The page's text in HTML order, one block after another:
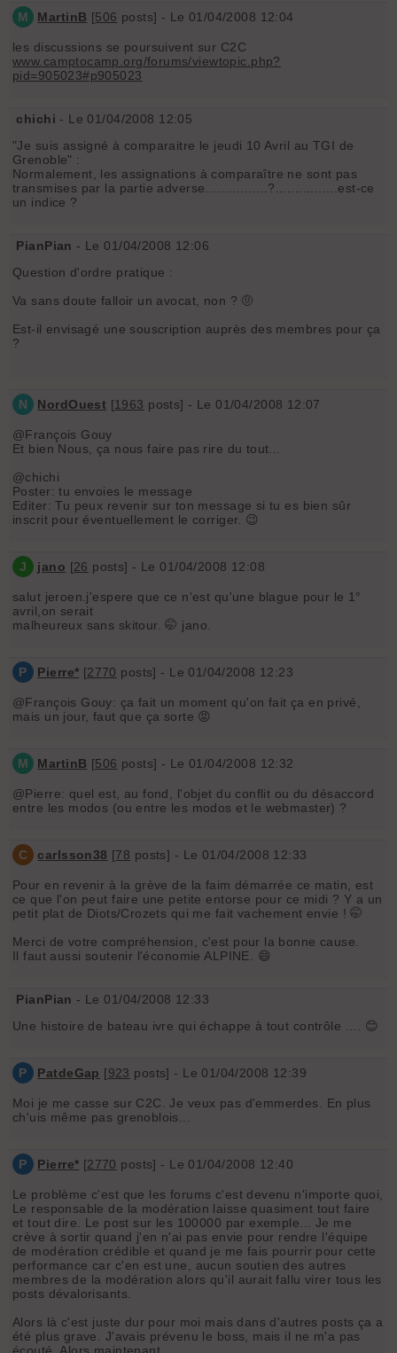
M MartinB [506 posts] - Le 01/04/2008 12:04
les discussions se poursuivent sur C2C
www.camptocamp.org/forums/viewtopic.php?
pid=905023#p905023
chichi - Le 01/04/2008 12:05
"Je suis assigné à comparaitre le jeudi 10 Avril au TGI de
Grenoble" :
Normalement, les assignations à comparaître ne sont pas
transmises par la partie adverse................?................est-ce
un indice ?
PianPian - Le 01/04/2008 12:06
Question d'ordre pratique :
Va sans doute falloir un avocat, non ? 🤨
Est-il envisagé une souscription auprès des membres pour ça
?
N NordOuest [1963 posts] - Le 01/04/2008 12:07
@François Gouy
Et bien Nous, ça nous faire pas rire du tout...
@chichi
Poster: tu envoies le message
Editer: Tu peux revenir sur ton message si tu es bien sûr
inscrit pour éventuellement le corriger. 😉
J jano [26 posts] - Le 01/04/2008 12:08
salut jeroen.j'espere que ce n'est qu'une blague pour le 1°
avril,on serait
malheureux sans skitour. 🤭 jano.
P Pierre* [2770 posts] - Le 01/04/2008 12:23
@François Gouy: ça fait un moment qu'on fait ça en privé,
mais un jour, faut que ça sorte 😡
M MartinB [506 posts] - Le 01/04/2008 12:32
@Pierre: quel est, au fond, l'objet du conflit ou du désaccord
entre les modos (ou entre les modos et le webmaster) ?
C carlsson38 [78 posts] - Le 01/04/2008 12:33
Pour en revenir à la grève de la faim démarrée ce matin, est
ce que l'on peut faire une petite entorse pour ce midi ? Y a un
petit plat de Diots/Crozets qui me fait vachement envie ! 🤭
Merci de votre compréhension, c'est pour la bonne cause.
Il faut aussi soutenir l'économie ALPINE. 😄
PianPian - Le 01/04/2008 12:33
Une histoire de bateau ivre qui échappe à tout contrôle .... 😊
P PatdeGap [923 posts] - Le 01/04/2008 12:39
Moi je me casse sur C2C. Je veux pas d'emmerdes. En plus
ch'uis même pas grenoblois...
P Pierre* [2770 posts] - Le 01/04/2008 12:40
Le problème c'est que les forums c'est devenu n'importe quoi,
Le responsable de la modération laisse quasiment tout faire
et tout dire. Le post sur les 100000 par exemple... Je me
crève à sortir quand j'en n'ai pas envie pour rendre l'équipe
de modération crédible et quand je me fais pourrir pour cette
performance car c'en est une, aucun soutien des autres
membres de la modération alors qu'il aurait fallu virer tous les
posts dévalorisants.
Alors là c'est juste dur pour moi mais dans d'autres posts ça a
été plus grave. J'avais prévenu le boss, mais il ne m'a pas
écouté. Alors maintenant...